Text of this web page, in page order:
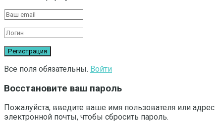
Все поля обязательны. Войти
Восстановите ваш пароль
Пожалуйста, введите ваше имя пользователя или адрес
электронной почты, чтобы сбросить пароль.